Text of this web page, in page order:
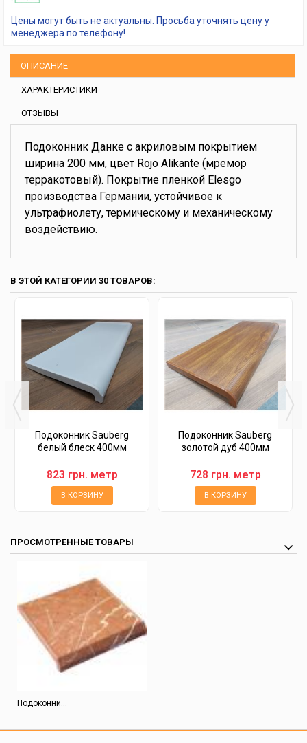
Цены могут быть не актуальны. Просьба уточнять цену у
менеджера по телефону!
ОПИСАНИЕ
ХАРАКТЕРИСТИКИ
ОТЗЫВЫ
Подоконник Данке с акриловым покрытием
ширина 200 мм, цвет Rojo Alikante (мремор
терракотовый). Покрытие пленкой Elesgo
производства Германии, устойчивое к
ультрафиолету, термическому и механическому
воздействию.
В ЭТОЙ КАТЕГОРИИ 30 ТОВАРОВ:
Подоконник Sauberg
белый блеск 400мм
823 грн. метр
В КОРЗИНУ
Подоконник Sauberg
золотой дуб 400мм
728 грн. метр
В КОРЗИНУ
ПРОСМОТРЕННЫЕ ТОВАРЫ
Подоконни...